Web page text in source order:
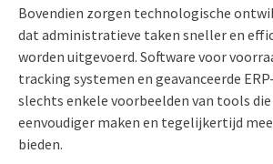
Bovendien zorgen technologische
dat administratieve taken sneller en
worden uitgevoerd. Software voor
tracking systemen en geavanceerde
slechts enkele voorbeelden van tools
eenvoudiger maken en tegelijkertijd
bieden.